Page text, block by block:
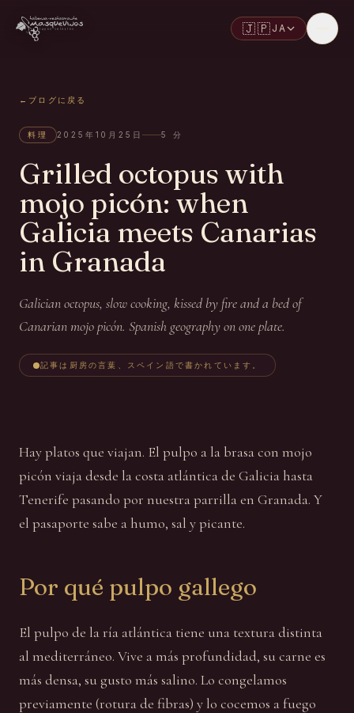
🇯🇵 JA
← ブログに戻る
料理 2025年10月25日 5 分
Grilled octopus with
mojo picón: when
Galicia meets Canarias
in Granada
Galician octopus, slow cooking, kissed by fire and a bed of
Canarian mojo picón. Spanish geography on one plate.
記事は厨房の言葉、スペイン語で書かれています。
Hay platos que viajan. El pulpo a la brasa con mojo
picón viaja desde la costa atlántica de Galicia hasta
Tenerife pasando por nuestra parrilla en Granada. Y
el pasaporte sabe a humo, sal y picante.
Por qué pulpo gallego
El pulpo de la ría atlántica tiene una textura distinta
al mediterráneo. Vive a más profundidad, su carne es
más densa, su gusto más salino. Lo congelamos
previamente (rotura de fibras) y lo cocemos a fuego